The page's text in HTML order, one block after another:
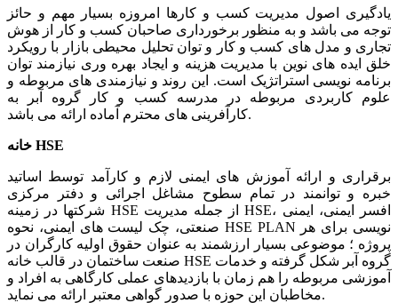
یادگیری اصول مدیریت کسب و کارها امروزه بسیار مهم و حائز
توجه می باشد و به منظور برخورداری صاحبان کسب و کار از هوش
تجاری و مدل های کسب و کار و توان تحلیل محیطی بازار با رویکرد
خلق ایده های نوین با مدیریت هزینه و ایجاد بهره وری نیازمند توان
برنامه نویسی استراتژیک است. این روند و نیازمندی های مربوطه و
علوم کاربردی مربوطه در مدرسه کسب و کار گروه آبر به
کارآفرینی های محترم آماده ارائه می باشد.
HSE
برقراری و ارائه آموزش های ایمنی لازم و کارآمد توسط اساتید
خبره و توانمند در تمام سطوح مشاغل اجرائی و دفتر مرکزی
شرکتها در زمینه HSE از جمله مدیریت HSE، افسر ایمنی، ایمنی
صنعتی، چک لیست های ایمنی، نحوه HSE PLAN نویسی برای هر
پروژه ؛ موضوعی بسیار ارزشمند به عنوان حقوق اولیه کارگران در
صنعت ساختمان در قالب خانه HSE گروه آبر شکل گرفته و خدمات
آموزشی مربوطه را هم زمان با بازدیدهای عملی کارگاهی به افراد و
مخاطبان این حوزه با صدور گواهی معتبر ارائه می نماید.